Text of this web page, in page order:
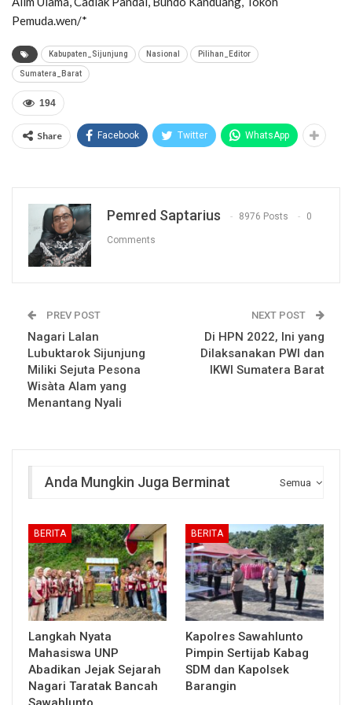
Pemuda.wen/*
Kabupaten_Sijunjung Nasional Pilihan_Editor
Sumatera_Barat
194
Share Facebook Twitter WhatsApp
Pemred Saptarius 8976 Posts 0
Comments
PREV POST
Nagari Lalan
Lubuktarok Sijunjung
Miliki Sejuta Pesona
Wisàta Alam yang
Menantang Nyali
NEXT POST
Di HPN 2022, Ini yang
Dilaksanakan PWI dan
IKWI Sumatera Barat
Semua
Anda Mungkin Juga Berminat
BERITA
Langkah Nyata
Mahasiswa UNP
Abadikan Jejak Sejarah
Nagari Taratak Bancah
BERITA
Kapolres Sawahlunto
Pimpin Sertijab Kabag
SDM dan Kapolsek
Barangin